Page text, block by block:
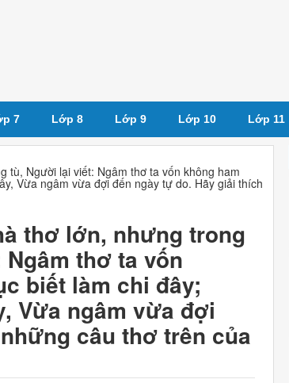
7 Lớp 8 Lớp 9 Lớp 10 Lớp 11
tù, Người lại viết: Ngâm thơ ta vốn không ham
Vừa ngâm vừa đợi đến ngày tự do. Hãy giải thích
thơ lớn, nhưng trong
thơ ta vốn
biết làm chi đây;
Vừa ngâm vừa đợi
câu thơ trên của